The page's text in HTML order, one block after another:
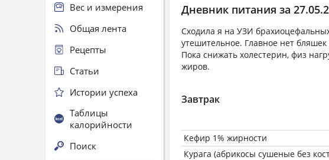
Дневник питания за
Сходила я на УЗИ
утешительное. Главное нет
Пока снижать холестерин, физ
жиров.
Завтрак
Кефир 1% жирности
Курага (абрикосы сушеные без
Вес и измерения
Общая лента
Рецепты
Статьи
Истории успеха
Таблицы
калорийности
Поиск